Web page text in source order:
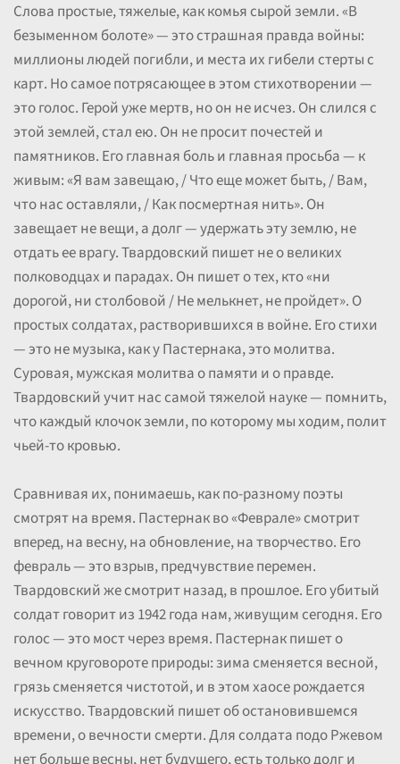
Слова простые, тяжелые, как комья сырой земли. «В
безыменном болоте» — это страшная правда войны:
миллионы людей погибли, и места их гибели стерты с
карт. Но самое потрясающее в этом стихотворении —
это голос. Герой уже мертв, но он не исчез. Он слился с
этой землей, стал ею. Он не просит почестей и
памятников. Его главная боль и главная просьба — к
живым: «Я вам завещаю, / Что еще может быть, / Вам,
что нас оставляли, / Как посмертная нить». Он
завещает не вещи, а долг — удержать эту землю, не
отдать ее врагу. Твардовский пишет не о великих
полководцах и парадах. Он пишет о тех, кто «ни
дорогой, ни столбовой / Не мелькнет, не пройдет». О
простых солдатах, растворившихся в войне. Его стихи
— это не музыка, как у Пастернака, это молитва.
Суровая, мужская молитва о памяти и о правде.
Твардовский учит нас самой тяжелой науке — помнить,
что каждый клочок земли, по которому мы ходим, полит
чьей-то кровью.
Сравнивая их, понимаешь, как по-разному поэты
смотрят на время. Пастернак во «Феврале» смотрит
вперед, на весну, на обновление, на творчество. Его
февраль — это взрыв, предчувствие перемен.
Твардовский же смотрит назад, в прошлое. Его убитый
солдат говорит из 1942 года нам, живущим сегодня. Его
голос — это мост через время. Пастернак пишет о
вечном круговороте природы: зима сменяется весной,
грязь сменяется чистотой, и в этом хаосе рождается
искусство. Твардовский пишет об остановившемся
времени, о вечности смерти. Для солдата подо Ржевом
нет больше весны, нет будущего, есть только долг и